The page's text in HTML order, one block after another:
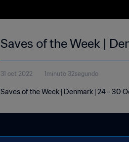
Saves of the Week |
31 oct 2022 1minuto 32segundo
Saves of the Week | Denmark | 24 - 30